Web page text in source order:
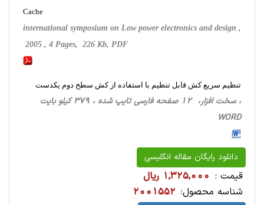
Cache
international symposium on Low power electronics and design ,
2005 , 4 Pages, 226 Kb, PDF
تنظیم سریع کش قابل تنظیم با استفاده از کش سطح دوم یکدست
، سخت ‌افزار، 12 صفحه فارسی تایپ شده ، 379 کیلو بایت
WORD
دانلود رایگان مقاله انگلیسی
قیمت : 1,325,000 ریال
شناسه محصول: 2001552